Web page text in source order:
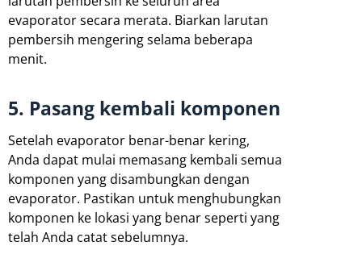
evaporator secara merata. Biarkan larutan
pembersih mengering selama beberapa
menit.
5. Pasang kembali komponen
Setelah evaporator benar-benar kering,
Anda dapat mulai memasang kembali semua
komponen yang disambungkan dengan
evaporator. Pastikan untuk menghubungkan
komponen ke lokasi yang benar seperti yang
telah Anda catat sebelumnya.